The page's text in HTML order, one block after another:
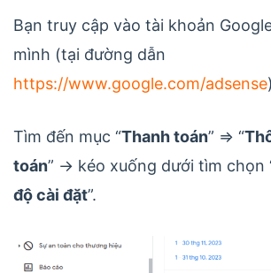
Bạn truy cập vào tài khoản
mình (tại đường dẫn
https://www.google.com/adsense
Tìm đến mục “Thanh toán” => “
toán” -> kéo xuống dưới tìm chọn
độ cài đặt”.